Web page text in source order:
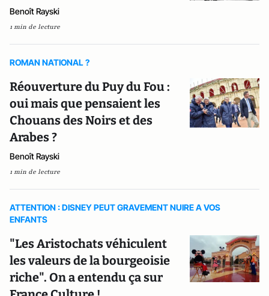
Benoît Rayski
1 min de lecture
ROMAN NATIONAL ?
Réouverture du Puy du Fou :
oui mais que pensaient les
Chouans des Noirs et des
Arabes ?
Benoît Rayski
1 min de lecture
ATTENTION : DISNEY PEUT GRAVEMENT NUIRE A VOS
ENFANTS
"Les Aristochats véhiculent
les valeurs de la bourgeoisie
riche". On a entendu ça sur